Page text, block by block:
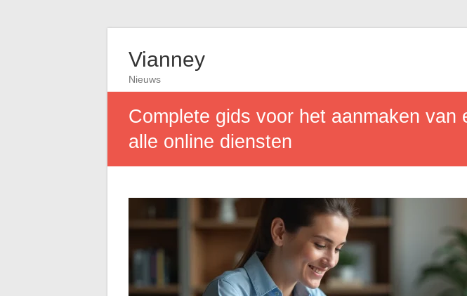
Vianney
Nieuws
Complete gids voor het aanmaken
alle online diensten